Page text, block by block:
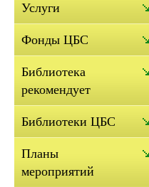
Услуги
Фонды ЦБС
Библиотека
рекомендует
Библиотеки ЦБС
Планы
мероприятий